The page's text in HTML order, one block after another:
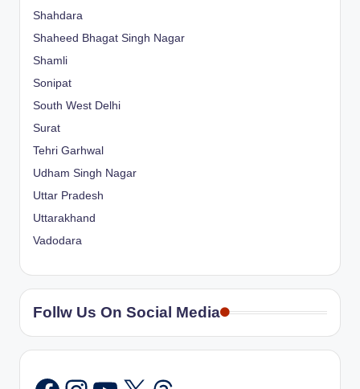
Shahdara
Shaheed Bhagat Singh Nagar
Shamli
Sonipat
South West Delhi
Surat
Tehri Garhwal
Udham Singh Nagar
Uttar Pradesh
Uttarakhand
Vadodara
Follw Us On Social Media